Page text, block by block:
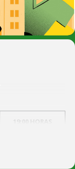
19:00 HORAS